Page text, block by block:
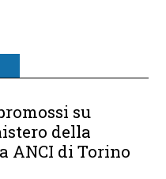
su
della
ANCI di Torino